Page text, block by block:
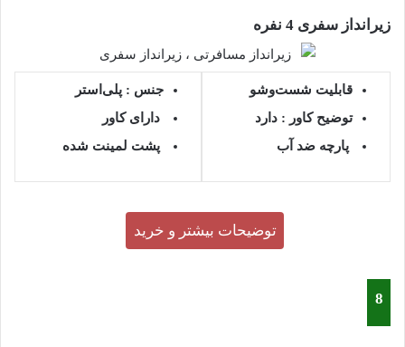
زیرانداز سفری 4 نفره
قابلیت شست‌وشو
توضیح کاور : دارد
پارچه ضد آب
جنس : پلی‌استر
دارای کاور
پشت لمینت شده
توضیحات بیشتر و خرید
8